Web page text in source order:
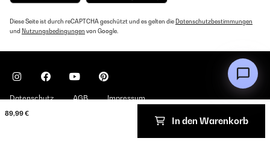
89,99 €
In den Warenkorb
Diese Seite ist durch reCAPTCHA geschützt und es gelten die Datenschutzbestimmungen
und Nutzungsbedingungen von Google.
Datenschutz AGB Impressum
Copyright © 2026 Klarstein. All rights reserved